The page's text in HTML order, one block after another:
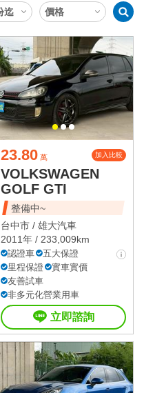
23.80 萬 加入比較
VOLKSWAGEN
GOLF GTI
整備中~
台中市 / 雄大汽車
2011年 / 233,009km
認證車
五大保證
里程保證
實車實價
友善試車
非多元化營業用車
立即諮詢